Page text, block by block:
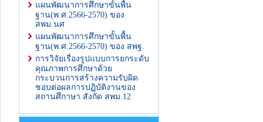
แผนพัฒนาการศึกษาขั้นพื้น
ฐาน(พ.ศ.2566-2570) ของ
สพม.นศ
แผนพัฒนาการศึกษาขั้นพื้น
ฐาน(พ.ศ.2566-2570) ของ สพฐ.
การวิจัยเรื่องรูปแบบการยกระดับ
คุณภาพการศึกษาด้วย
กระบวนการสร้างความรับผิด
ชอบต่อผลการปฏิบัติงานของ
สถานศึกาษา สังกัด สพม.12